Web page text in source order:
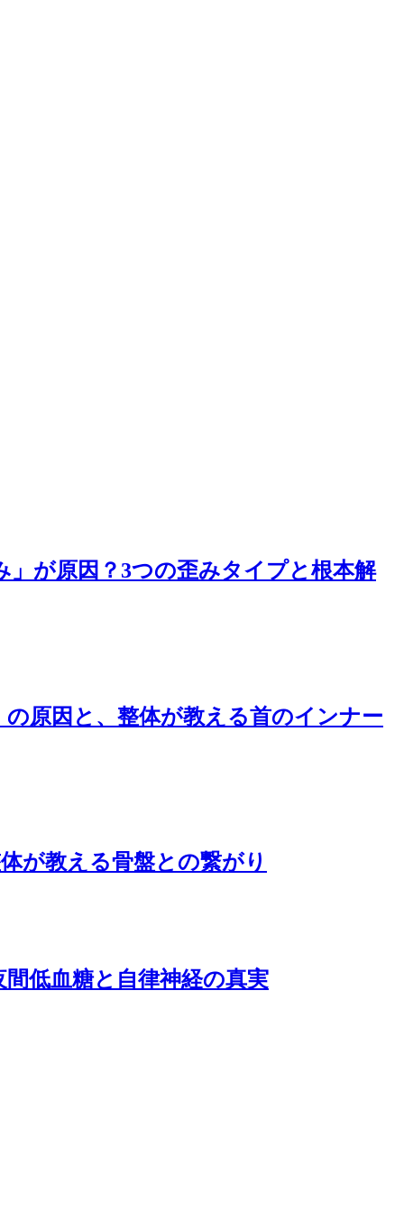
」が原因？3つの歪みタイプと根本解
原因と、整体が教える首のインナー
が教える骨盤との繋がり
低血糖と自律神経の真実